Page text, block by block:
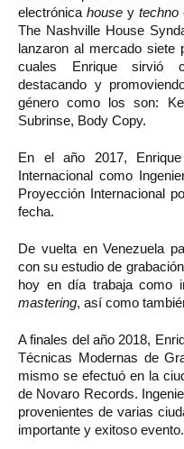
electrónica housey techno
The Nashville House
lanzaron al mercado siete
cuales Enrique sirvió
destacando y
género como los son:
Subrinse, Body Copy.
En el año 2017,
Internacional como
Proyección Internacional
fecha.
De vuelta en Venezuela
con su estudio de
hoy en día trabaja como
mastering, así como
A finales del año 2018,
Técnicas Modernas de
mismo se efectuó en la
de Novaro Records.
provenientes de varias
importante y exitoso evento.